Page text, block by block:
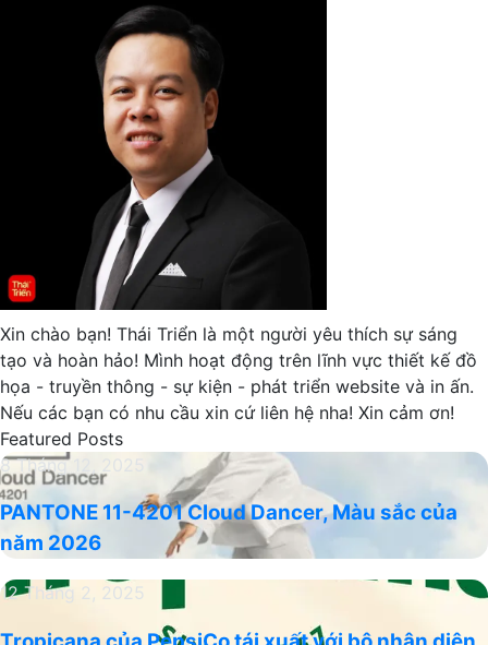
Xin chào bạn! Thái Triển là một người yêu thích sự sáng
tạo và hoàn hảo! Mình hoạt động trên lĩnh vực thiết kế đồ
họa - truyền thông - sự kiện - phát triển website và in ấn.
Nếu các bạn có nhu cầu xin cứ liên hệ nha! Xin cảm ơn!
Featured Posts
PANTONE
11-
4201
Cloud
Màu
8 Tháng 12, 2025
PANTONE 11-4201 Cloud Dancer, Màu sắc của
năm 2026
Tropicana
12 Tháng 2, 2025